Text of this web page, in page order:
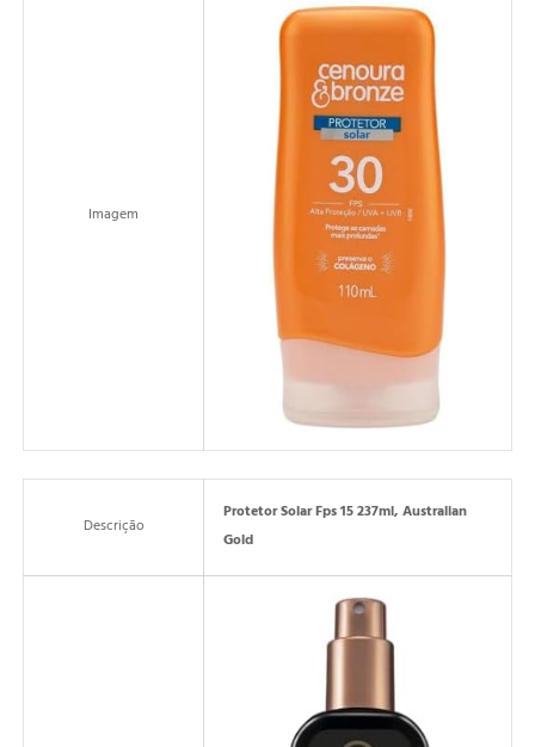
Imagem
Descrição
Protetor Solar Fps 15 237ml, Australian
Gold